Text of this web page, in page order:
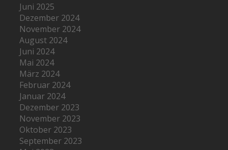
Juni 2025
Dezember 2024
November 2024
August 2024
Juni 2024
Mai 2024
März 2024
Februar 2024
Januar 2024
Dezember 2023
November 2023
Oktober 2023
September 2023